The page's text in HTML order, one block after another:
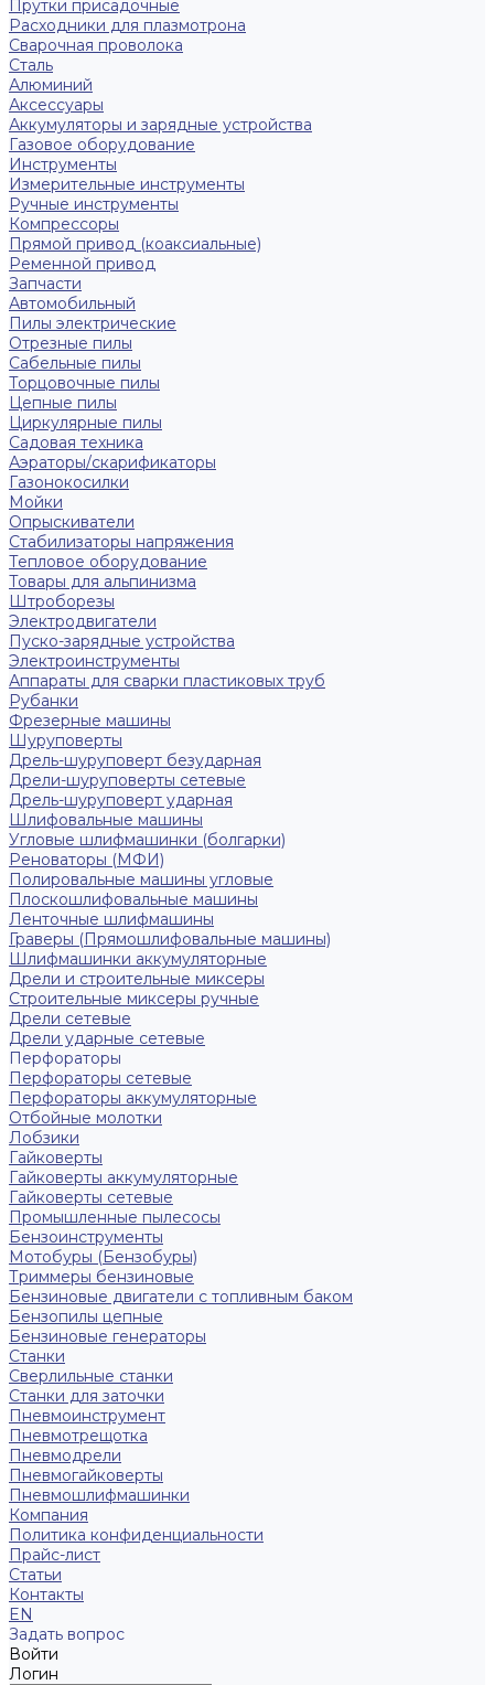
Прутки присадочные
Расходники для плазмотрона
Сварочная проволока
Сталь
Алюминий
Аксессуары
Аккумуляторы и зарядные устройства
Газовое оборудование
Инструменты
Измерительные инструменты
Ручные инструменты
Компрессоры
Прямой привод (коаксиальные)
Ременной привод
Запчасти
Автомобильный
Пилы электрические
Отрезные пилы
Сабельные пилы
Торцовочные пилы
Цепные пилы
Циркулярные пилы
Садовая техника
Аэраторы/скарификаторы
Газонокосилки
Мойки
Опрыскиватели
Стабилизаторы напряжения
Тепловое оборудование
Товары для альпинизма
Штроборезы
Электродвигатели
Пуско-зарядные устройства
Электроинструменты
Аппараты для сварки пластиковых труб
Рубанки
Фрезерные машины
Шуруповерты
Дрель-шуруповерт безударная
Дрели-шуруповерты сетевые
Дрель-шуруповерт ударная
Шлифовальные машины
Угловые шлифмашинки (болгарки)
Реноваторы (МФИ)
Полировальные машины угловые
Плоскошлифовальные машины
Ленточные шлифмашины
Граверы (Прямошлифовальные машины)
Шлифмашинки аккумуляторные
Дрели и строительные миксеры
Строительные миксеры ручные
Дрели сетевые
Дрели ударные сетевые
Перфораторы
Перфораторы сетевые
Перфораторы аккумуляторные
Отбойные молотки
Лобзики
Гайковерты
Гайковерты аккумуляторные
Гайковерты сетевые
Промышленные пылесосы
Бензоинструменты
Мотобуры (Бензобуры)
Триммеры бензиновые
Бензиновые двигатели с топливным баком
Бензопилы цепные
Бензиновые генераторы
Станки
Сверлильные станки
Станки для заточки
Пневмоинструмент
Пневмотрещотка
Пневмодрели
Пневмогайковерты
Пневмошлифмашинки
Компания
Политика конфиденциальности
Прайс-лист
Статьи
Контакты
EN
Задать вопрос
Войти
Логин